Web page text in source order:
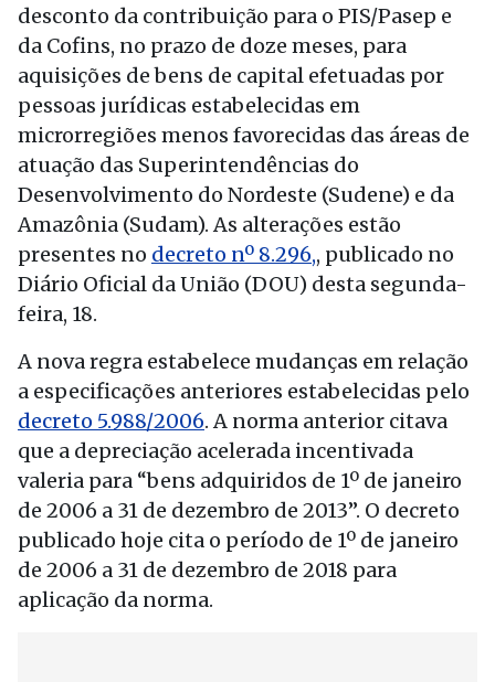
desconto da contribuição para o PIS/Pasep e
da Cofins, no prazo de doze meses, para
aquisições de bens de capital efetuadas por
pessoas jurídicas estabelecidas em
microrregiões menos favorecidas das áreas de
atuação das Superintendências do
Desenvolvimento do Nordeste (Sudene) e da
Amazônia (Sudam). As alterações estão
presentes no decreto nº 8.296,, publicado no
Diário Oficial da União (DOU) desta segunda-
feira, 18.
A nova regra estabelece mudanças em relação
a especificações anteriores estabelecidas pelo
decreto 5.988/2006. A norma anterior citava
que a depreciação acelerada incentivada
valeria para “bens adquiridos de 1º de janeiro
de 2006 a 31 de dezembro de 2013”. O decreto
publicado hoje cita o período de 1º de janeiro
de 2006 a 31 de dezembro de 2018 para
aplicação da norma.